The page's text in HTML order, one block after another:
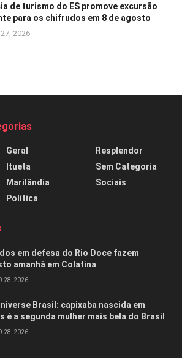
de turismo do ES promove excursão
para os chifrudos em 8 de agosto
2026
Geral
Itueta
Marilândia
Política
Resplendor
Sem Categoria
Sociais
em defesa do Rio Doce fazem
amanhã em Colatina
28, 2026
Brasil: capixaba nascida em
é a segunda mulher mais bela do Brasil
28, 2026